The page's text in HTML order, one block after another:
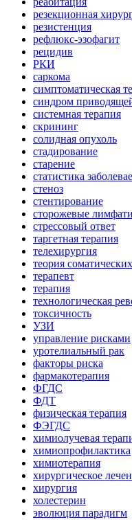
резекционная
резистенция
рефлюкс-эзофагит
рецидив
РКИ
саркома
симптоматическая
синдром
системная терапия
скрининг
солидная опухоль
стадирование
старение
статистика
стеноз
стентирование
сторожевые
стрессовый ответ
таргетная терапия
телехирургия
теория
терапевт
терапия
технологическая
токсичность
УЗИ
управление рисками
уротелиальный рак
факторы риска
фармакотерапия
ФГДС
ФДТ
физическая терапия
ФЭГДС
химиолучевая
химиопрофилактика
химиотерапия
хирургическое
хирургия
холестерин
эволюция парадигм